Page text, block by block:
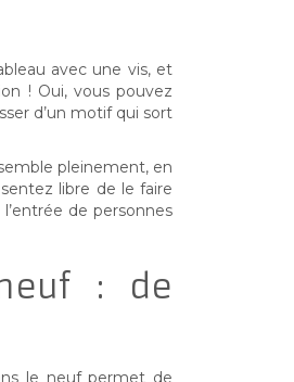
avec une vis, et
! Oui, vous pouvez
d’un motif qui sort
pleinement, en
libre de le faire
de personnes
: de
le neuf permet de